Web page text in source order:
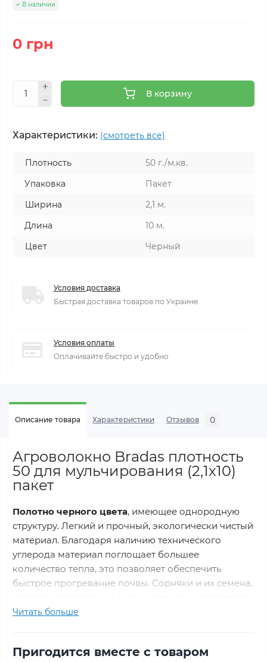
В наличии
0 грн
В корзину
Характеристики: (смотреть все)
Плотность
50 г./м.кв.
Упаковка
Пакет
Ширина
2,1 м.
Длина
10 м.
Цвет
Черный
Условия доставка
Быстрая доставка товаров по Украине
Условия оплаты
Оплачивайте быстро и удобно
Описание товара Характеристики Отзывов 0
Агроволокно Bradas плотность
50 для мульчирования (2,1х10)
пакет
Полотно черного цвета, имеющее однородную
структуру. Легкий и прочный, экологически чистый
материал. Благодаря наличию технического
углерода материал поглощает большее
количество тепла, это позволяет обеспечить
быстрое прогревание почвы. Сорняки и их семена,
не получают необходимого количества света и
Читать больше
Пригодится вместе с товаром